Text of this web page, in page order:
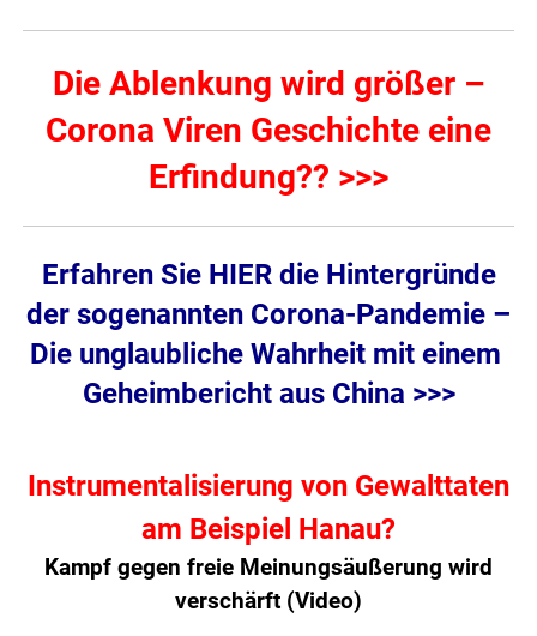
Die Ablenkung wird größer –
Corona Viren Geschichte eine
Erfindung?? >>>
Erfahren Sie HIER die Hintergründe
der sogenannten Corona-Pandemie –
Die unglaubliche Wahrheit mit einem
Geheimbericht aus China >>>
Instrumentalisierung von Gewalttaten
am Beispiel Hanau?
Kampf gegen freie Meinungsäußerung wird
verschärft (Video)